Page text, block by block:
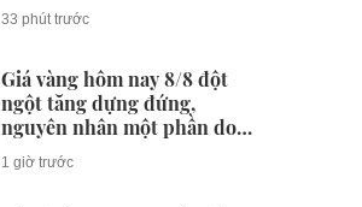
33 phút trước
Giá vàng hôm nay 8/8 đột
ngột tăng dựng đứng,
nguyên nhân một phần do
báo cáo từ Mỹ
1 giờ trước